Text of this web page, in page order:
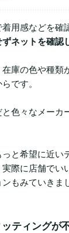
用感などを確
ネットを確認
庫の色や種類
です。
色々なメーカ
と希望に近い
際に店舗でい
もみていきま
ティングが